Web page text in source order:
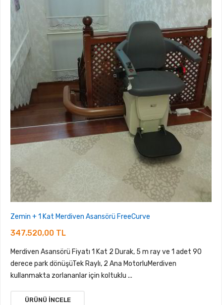
Zemin + 1 Kat Merdiven Asansörü FreeCurve
347.520,00 TL
Merdiven Asansörü Fiyatı 1 Kat 2 Durak, 5 m ray ve 1 adet 90
derece park dönüşüTek Raylı, 2 Ana MotorluMerdiven
kullanmakta zorlananlar için koltuklu ...
ÜRÜNÜ İNCELE